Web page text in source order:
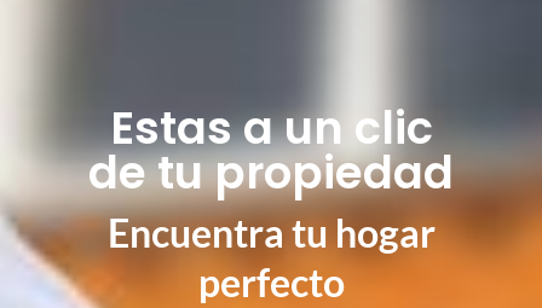
Estas a un clic
de tu propiedad
Encuentra tu hogar
perfecto